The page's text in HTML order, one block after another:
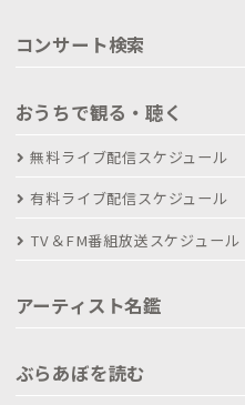
コンサート検索
おうちで観る・聴く
無料ライブ配信スケジュール
有料ライブ配信スケジュール
TV＆FM番組放送スケジュール
アーティスト名鑑
ぶらあぼを読む